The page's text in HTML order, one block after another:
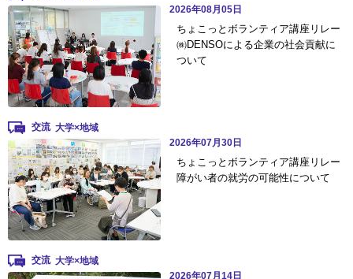
ちょこっとボランティア講座リレー
㈱DENSOによる企業の社会貢献に
ついて
2026年08月05日
交流
ちょこっとボランティア講座リレー
障がい者の就労の可能性について
2026年07月30日
交流
2026年07月14日